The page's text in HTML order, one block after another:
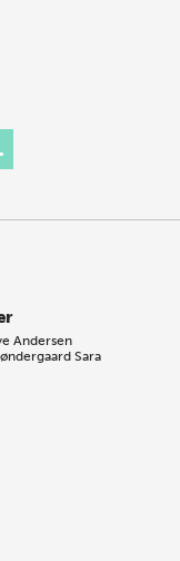
Andersen
Sara